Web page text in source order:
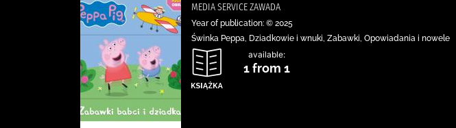
MEDIA SERVICE ZAWADA
Year of publication: © 2025
Świnka Peppa, Dziadkowie i wnuki, Zabawki, Opowiadania i nowele
available:
1 from 1